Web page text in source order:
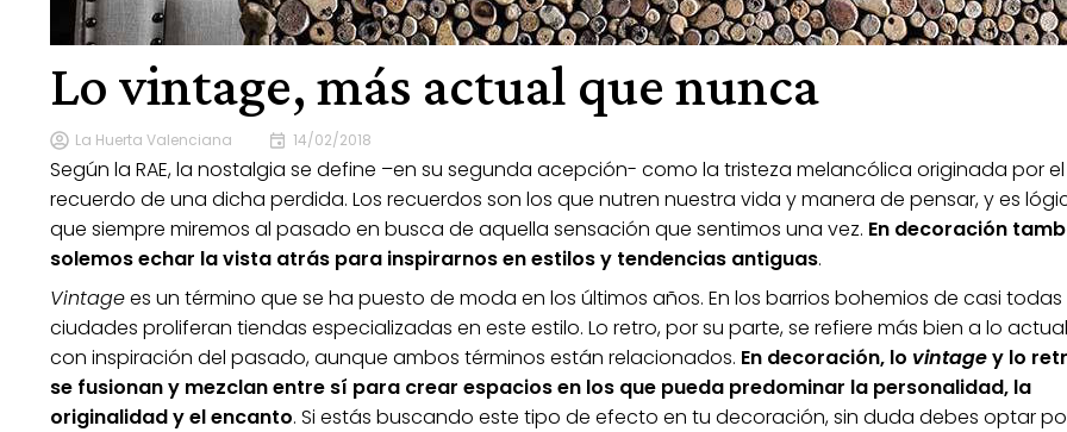
Lo vintage, más actual que nunca
La Huerta Valenciana 14/02/2018
Según la RAE, la nostalgia se define –en su segunda acepción- como la tristeza melancólica originada por el
recuerdo de una dicha perdida. Los recuerdos son los que nutren nuestra vida y manera de pensar, y es
que siempre miremos al pasado en busca de aquella sensación que sentimos una vez. En decoración
solemos echar la vista atrás para inspirarnosen estilos y tendencias antiguas.
Vintagees un término que se ha puesto de moda en los últimos años. En los barrios bohemios de casi todas
ciudades proliferan tiendas especializadas en este estilo. Lo retro, por su parte, se refiere más bien a lo actual
con inspiración del pasado, aunque ambos términos están relacionados. En decoración, lo vintagey lo
se fusionan y mezclan entre sí para crear espacios en los que pueda predominar la personalidad, la
originalidad y el encanto. Si estás buscando este tipo de efecto en tu decoración, sin duda debes optar